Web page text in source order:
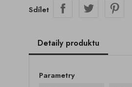
Sdílet
Detaily produktu
Parametry